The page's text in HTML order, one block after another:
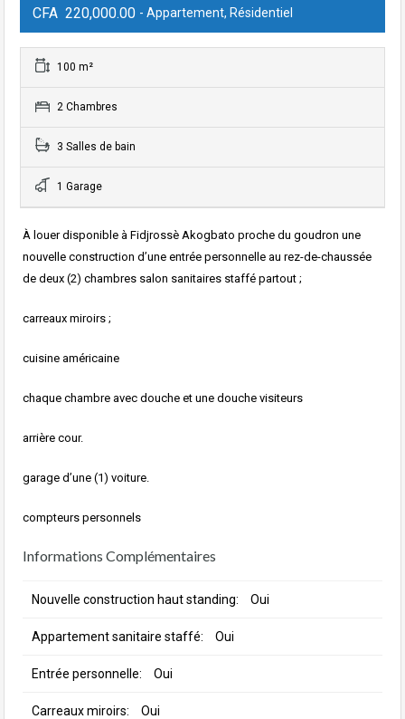
CFA 220,000.00 - Appartement, Résidentiel
100 m²
2 Chambres
3 Salles de bain
1 Garage
À louer disponible à Fidjrossè Akogbato proche du goudron une
nouvelle construction d’une entrée personnelle au rez-de-chaussée
de deux (2) chambres salon sanitaires staffé partout ;
carreaux miroirs ;
cuisine américaine
chaque chambre avec douche et une douche visiteurs
arrière cour.
garage d’une (1) voiture.
compteurs personnels
Informations Complémentaires
Nouvelle construction haut standing: Oui
Appartement sanitaire staffé: Oui
Entrée personnelle: Oui
Carreaux miroirs: Oui